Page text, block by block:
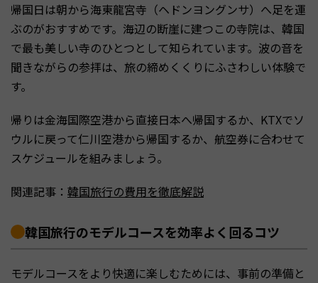
帰国日は朝から海東龍宮寺（ヘドンヨングンサ）へ足を運
ぶのがおすすめです。海辺の断崖に建つこの寺院は、韓国
で最も美しい寺のひとつとして知られています。波の音を
聞きながらの参拝は、旅の締めくくりにふさわしい体験で
す。
帰りは金海国際空港から直接日本へ帰国するか、KTXでソ
ウルに戻って仁川空港から帰国するか、航空券に合わせて
スケジュールを組みましょう。
関連記事： 韓国旅行の費用を徹底解説
韓国旅行のモデルコースを効率よく回るコツ
モデルコースをより快適に楽しむためには、事前の準備と